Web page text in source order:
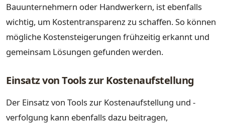
Bauunternehmern oder Handwerkern, ist ebenfalls
wichtig, um Kostentransparenz zu schaffen. So können
mögliche Kostensteigerungen frühzeitig erkannt und
gemeinsam Lösungen gefunden werden.
Einsatz von Tools zur Kostenaufstellung
Der Einsatz von Tools zur Kostenaufstellung und -
verfolgung kann ebenfalls dazu beitragen,